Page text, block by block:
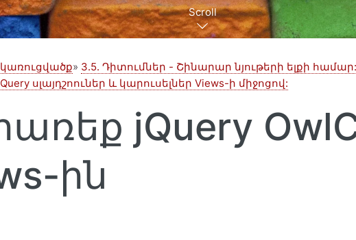
Scroll
կառուցվածք
3.5. Դիտումներ - Շինարար նյութերի ելքի համար:
սլայդշոուներ և կարուսելներ Views-ի միջոցով:
jQuery
ին